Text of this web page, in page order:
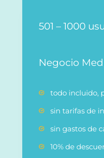
501 – 1000
Negocio
todo incluido,
sin tarifas de
sin gastos de
10% de